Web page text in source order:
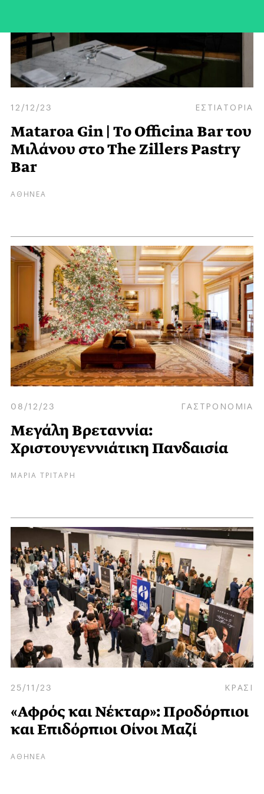
12/12/23 ΕΣΤΙΑΤΟΡΙΑ
Mataroa Gin | Το Officina Bar του
Μιλάνου στο The Zillers Pastry
Bar
ΑΘΗΝΕΑ
08/12/23 ΓΑΣΤΡΟΝΟΜΙΑ
Μεγάλη Βρεταννία:
Χριστουγεννιάτικη Πανδαισία
ΜΑΡΙΑ ΤΡΙΤΑΡΗ
25/11/23 ΚΡΑΣΙ
«Αφρός και Νέκταρ»: Προδόρπιοι
και Επιδόρπιοι Οίνοι Mαζί
ΑΘΗΝΕΑ